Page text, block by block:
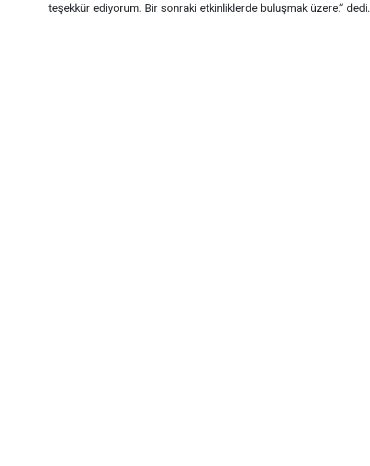
teşekkür ediyorum. Bir sonraki etkinliklerde buluşmak üzere.” dedi.